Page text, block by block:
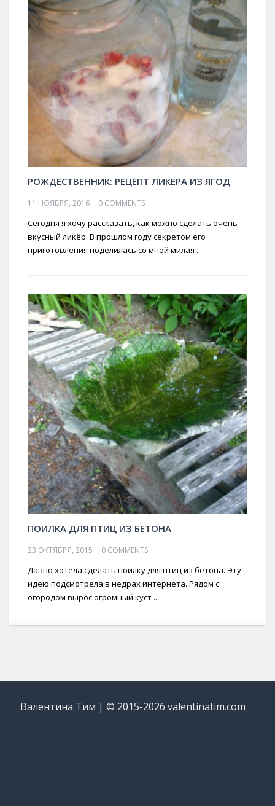
РОЖДЕСТВЕННИК: РЕЦЕПТ ЛИКЕРА ИЗ ЯГОД
11 НОЯБРЯ, 2016 0 COMMENTS
Сегодня я хочу рассказать, как можно сделать очень
вкусный ликёр. В прошлом году секретом его
приготовления поделилась со мной милая ...
ПОИЛКА ДЛЯ ПТИЦ ИЗ БЕТОНА
23 ОКТЯБРЯ, 2015 0 COMMENTS
Давно хотела сделать поилку для птиц из бетона. Эту
идею подсмотрела в недрах интернета. Рядом с
огородом вырос огромный куст ...
Валентина Тим | © 2015-2026 valentinatim.com